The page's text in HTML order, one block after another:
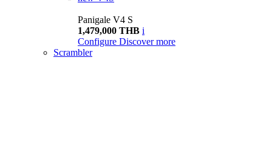
Panigale V4 S
1,479,000 THB i
Configure Discover more
Scrambler